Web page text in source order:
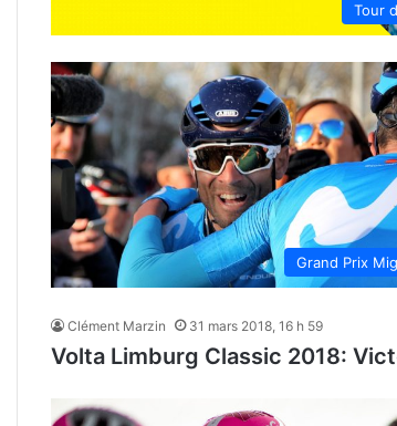
Tour
Grand Prix
Clément Marzin 31 mars 2018, 16 h 59
Volta Limburg Classic 2018: